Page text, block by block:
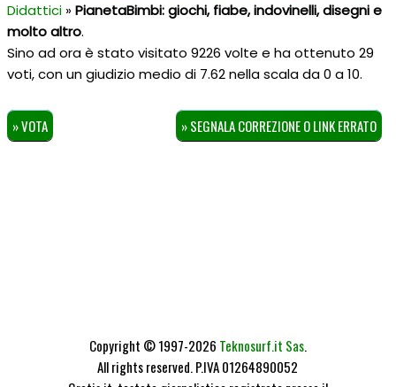
Didattici»PianetaBimbi: giochi, fiabe, indovinelli, disegni e
molto altro.
Sino ad ora è stato visitato 9226 volte e ha ottenuto 29
voti, con un giudizio medio di 7.62nella scala da0 a10.
» VOTA » SEGNALA CORREZIONE O LINK ERRATO
Copyright © 1997-2026 Teknosurf.it Sas.
All rights reserved. P.IVA 01264890052